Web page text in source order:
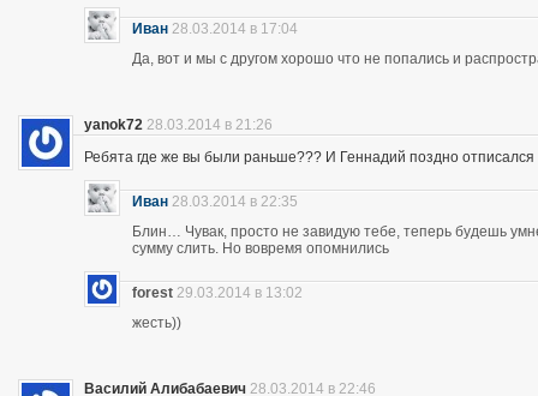
Иван 28.03.2014 в 17:04
Да, вот и мы с другом хорошо что не попались и
yanok72 28.03.2014 в 21:26
Ребята где же вы были раньше??? И Геннадий поздно
Иван 28.03.2014 в 22:35
Блин… Чувак, просто не завидую тебе, теперь будешь
сумму слить. Но вовремя опомнились
forest 29.03.2014 в 13:02
жесть))
Василий Алибабаевич 28.03.2014 в 22:46